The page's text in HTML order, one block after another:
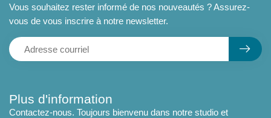
Plus d'information
Contactez-nous. Toujours bienvenu dans notre studio et
Vous souhaitez rester informé de nos nouveautés ? Assurez-
vous de vous inscrire à notre newsletter.